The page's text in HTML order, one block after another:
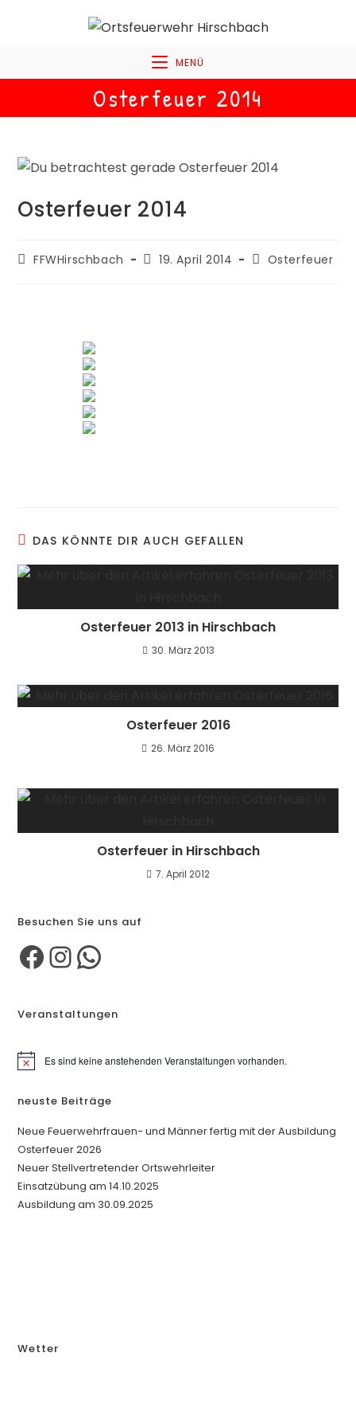
MENÜ
Osterfeuer 2014
Osterfeuer 2014
FFWHirschbach 19. April 2014 Osterfeuer
DAS KÖNNTE DIR AUCH GEFALLEN
Osterfeuer 2013 in Hirschbach
30. März 2013
Osterfeuer 2016
26. März 2016
Osterfeuer in Hirschbach
7. April 2012
Besuchen Sie uns auf
Veranstaltungen
H
w
i
Es sind keine anstehenden Veranstaltungen vorhanden.
neuste Beiträge
Neue Feuerwehrfrauen- und Männer fertig mit der Ausbildung
Osterfeuer 2026
Neuer Stellvertretender Ortswehrleiter
Einsatzübung am 14.10.2025
Ausbildung am 30.09.2025
Wetter